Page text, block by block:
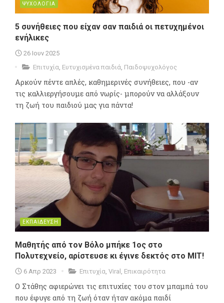
ΨΥΧΟΛΟΓΙΑ
5 συνήθειες που είχαν σαν παιδιά οι πετυχημένοι
ενήλικες
26 Ιουν 2025
Επιτυχία Ευτυχισμένα παιδιά Παιδοψυχολόγος
Αρκούν πέντε απλές, καθημερινές συνήθειες, που -αν
τις καλλιεργήσουμε από νωρίς- μπορούν να αλλάξουν
τη ζωή του παιδιού μας για πάντα!
ΕΚΠΑΙΔΕΥΣΗ
Μαθητής από τον Βόλο μπήκε 1ος στο
Πολυτεχνείο, αρίστευσε κι έγινε δεκτός στο ΜΙΤ!
6 Απρ 2023 Επιτυχία Viral Επικαιρότητα
Ο Στάθης αφιερώνει τις επιτυχίες του στον μπαμπά του
που έφυγε από τη ζωή όταν ήταν ακόμα παιδί